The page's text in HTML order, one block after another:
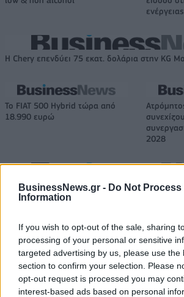
BusinessNews.gr - Do Not
Information
If you wish to opt-out of the sale, sharing
processing of your personal or sensitive
targeted advertising by us, please use the
section to confirm your selection. Please
opt-out request is processed you may
interest-based ads based on personal
ενέργειας
Η Chery επενδύει 75 εκατ. δολάρια στην KG
Το FIAT 500 Hybrid τώρα από
18.990 ευρώ
2028
18η συνεχόμενη χρονιά για τον ΟΤΕ στη
FTSE4Good
Alpha Bank: Για πρώτη φορά το Αρχαίο Θέατρο
πύλες του σε όλους